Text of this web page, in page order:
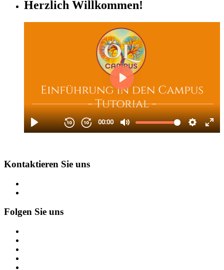
Herzlich Willkommen!
Kontaktieren Sie uns
Folgen Sie uns